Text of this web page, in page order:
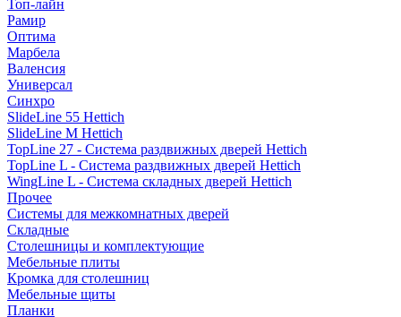
Топ-лайн
Рамир
Оптима
Марбела
Валенсия
Универсал
Синхро
SlideLine 55 Hettich
SlideLine M Hettich
TopLine 27 - Система раздвижных дверей Hettich
TopLine L - Система раздвижных дверей Hettich
WingLine L - Система складных дверей Hettich
Прочее
Системы для межкомнатных дверей
Складные
Столешницы и комплектующие
Мебельные плиты
Кромка для столешниц
Мебельные щиты
Планки